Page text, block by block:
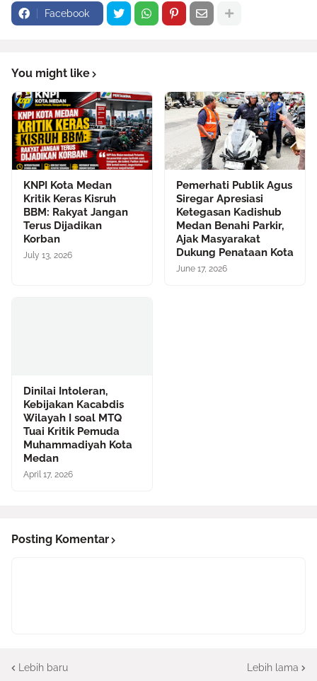
Facebook
You might like
KNPI Kota Medan
Kritik Keras Kisruh
BBM: Rakyat Jangan
Terus Dijadikan
Korban
July 13, 2026
Pemerhati Publik Agus
Siregar Apresiasi
Ketegasan Kadishub
Medan Benahi Parkir,
Ajak Masyarakat
Dukung Penataan Kota
June 17, 2026
Dinilai Intoleran,
Kebijakan Kacabdis
Wilayah I soal MTQ
Tuai Kritik Pemuda
Muhammadiyah Kota
Medan
April 17, 2026
Posting Komentar
Lebih baru Lebih lama